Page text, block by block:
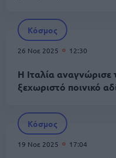
Κόσμος
26 Νοε 2025 12:30
Η Ιταλία αναγνώρισε
ξεχωριστό ποινικό
Κόσμος
19 Νοε 2025 17:04